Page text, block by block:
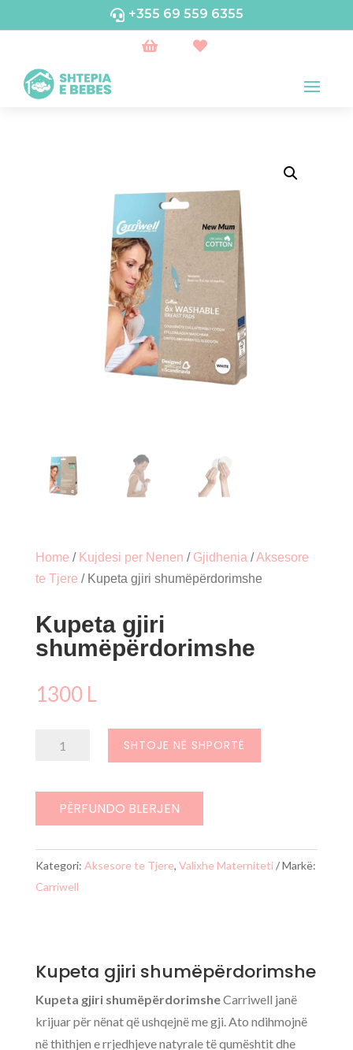
 +355 69 559 6355
 
Home / Kujdesi per Nenen / Gjidhenia /Aksesore
te Tjere / Kupeta gjiri shumëpërdorimshe
Kupeta gjiri
shumëpërdorimshe
1300 L
shumëpërdorimshe
SHTOJE NË SHPORTË
PËRFUNDO BLERJEN
Kategori: Aksesore te Tjere, Valixhe Materniteti
Markë:
Carriwell
Kupeta gjiri shumëpërdorimshe
Kupeta gjiri shumëpërdorimsheCarriwell janë
krijuar për nënat që ushqejnë me gji. Ato ndihmojnë
në thithjen e rrjedhjeve natyrale të qumështit dhe